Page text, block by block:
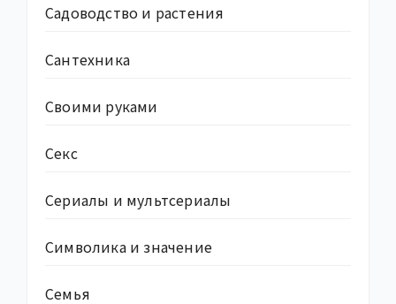
Садоводство и растения
Сантехника
Своими руками
Секс
Сериалы и мультсериалы
Символика и значение
Семья